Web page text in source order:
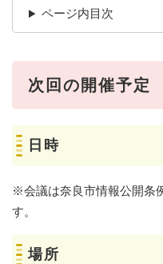
ページ内目次
次回の開催予定
日時
※会議は奈良市情報公開条
す。
場所